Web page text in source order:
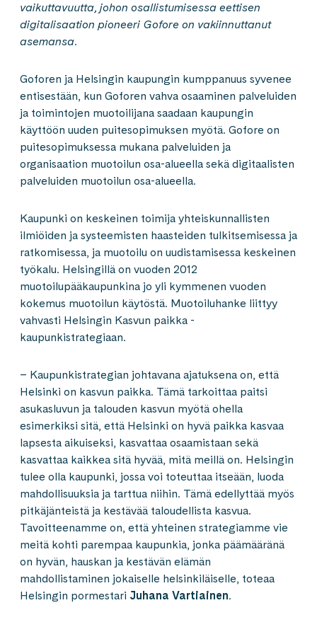
vaikuttavuutta, johon osallistumisessa eettisen
digitalisaation pioneeri Gofore on vakiinnuttanut
asemansa.
Goforen ja Helsingin kaupungin kumppanuus syvenee
entisestään, kun Goforen vahva osaaminen palveluiden
ja toimintojen muotoilijana saadaan kaupungin
käyttöön uuden puitesopimuksen myötä. Gofore on
puitesopimuksessa mukana palveluiden ja
organisaation muotoilun osa-alueella sekä digitaalisten
palveluiden muotoilun osa-alueella.
Kaupunki on keskeinen toimija yhteiskunnallisten
ilmiöiden ja systeemisten haasteiden tulkitsemisessa ja
ratkomisessa, ja muotoilu on uudistamisessa keskeinen
työkalu. Helsingillä on vuoden 2012
muotoilupääkaupunkina jo yli kymmenen vuoden
kokemus muotoilun käytöstä. Muotoiluhanke liittyy
vahvasti Helsingin Kasvun paikka -
kaupunkistrategiaan.
– Kaupunkistrategian johtavana ajatuksena on, että
Helsinki on kasvun paikka. Tämä tarkoittaa paitsi
asukasluvun ja talouden kasvun myötä ohella
esimerkiksi sitä, että Helsinki on hyvä paikka kasvaa
lapsesta aikuiseksi, kasvattaa osaamistaan sekä
kasvattaa kaikkea sitä hyvää, mitä meillä on. Helsingin
tulee olla kaupunki, jossa voi toteuttaa itseään, luoda
mahdollisuuksia ja tarttua niihin. Tämä edellyttää myös
pitkäjänteistä ja kestävää taloudellista kasvua.
Tavoitteenamme on, että yhteinen strategiamme vie
meitä kohti parempaa kaupunkia, jonka päämääränä
on hyvän, hauskan ja kestävän elämän
mahdollistaminen jokaiselle helsinkiläiselle, toteaa
Helsingin pormestari Juhana Vartiainen.